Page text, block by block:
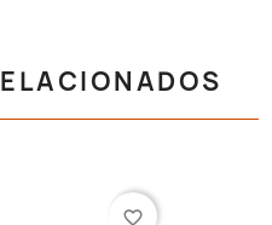
favorite_border